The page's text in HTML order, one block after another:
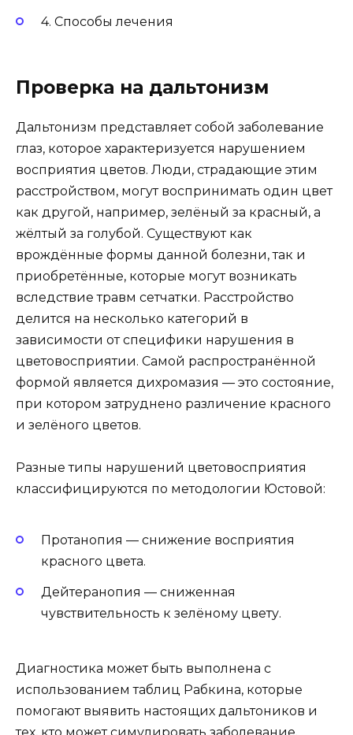
4. Способы лечения
Проверка на дальтонизм
Дальтонизм представляет собой заболевание
глаз, которое характеризуется нарушением
восприятия цветов. Люди, страдающие этим
расстройством, могут воспринимать один цвет
как другой, например, зелёный за красный, а
жёлтый за голубой. Существуют как
врождённые формы данной болезни, так и
приобретённые, которые могут возникать
вследствие травм сетчатки. Расстройство
делится на несколько категорий в
зависимости от специфики нарушения в
цветовосприятии. Самой распространённой
формой является дихромазия — это состояние,
при котором затруднено различение красного
и зелёного цветов.
Разные типы нарушений цветовосприятия
классифицируются по методологии Юстовой:
Протанопия — снижение восприятия
красного цвета.
Дейтеранопия — сниженная
чувствительность к зелёному цвету.
Диагностика может быть выполнена с
использованием таблиц Рабкина, которые
помогают выявить настоящих дальтоников и